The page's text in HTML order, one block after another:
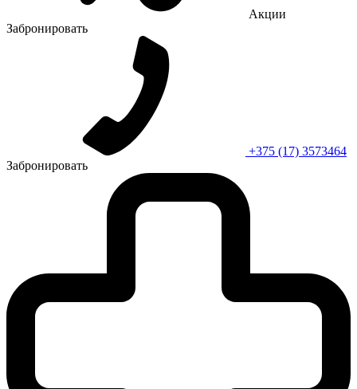
Акции
Забронировать
+375 (17) 3573464
Забронировать